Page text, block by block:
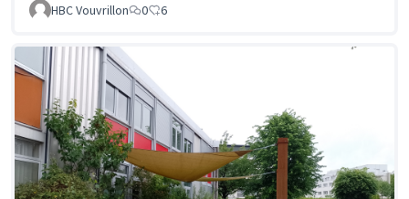
HBC Vouvrillon
0 6